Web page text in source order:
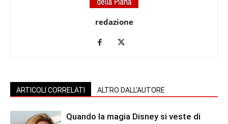
redazione
ARTICOLI CORRELATI ALTRO DALL'AUTORE
Quando la magia Disney si veste di